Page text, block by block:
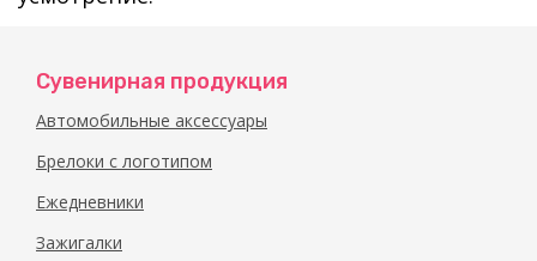
Сувенирная продукция
Автомобильные аксессуары
Брелоки с логотипом
Ежедневники
Зажигалки